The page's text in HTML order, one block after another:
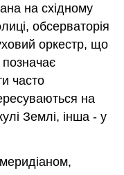
на східному
обсерваторія
оркестр, що
позначає
часто
на
Землі, інша - у